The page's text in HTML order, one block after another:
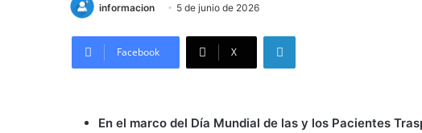
informacion 5 de junio de 2026
Facebook X
LinkedIn
En el marco del Día Mundial de las y los Pacientes